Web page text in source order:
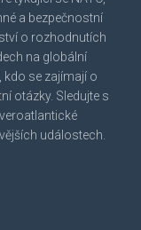
a bezpečnostní
o rozhodnutích
na globální
kdo se zajímají o
otázky. Sledujte s
událostech.